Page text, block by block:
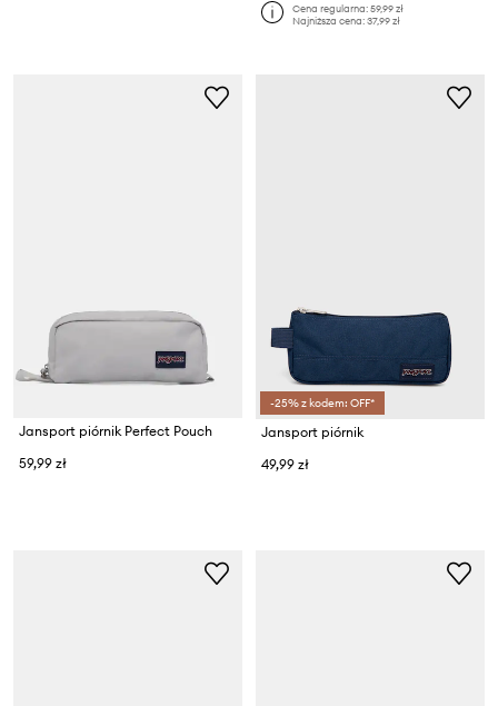
Cena regularna:59,99 zł
Najniższa cena:37,99 zł
Jansport piórnik Perfect Pouch
59,99 zł
-25% z kodem: OFF*
Jansport piórnik
49,99 zł